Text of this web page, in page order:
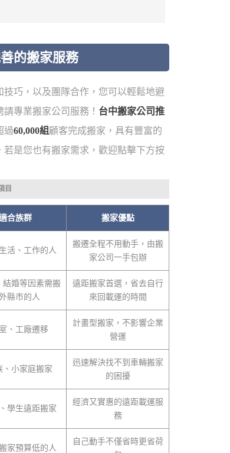
的搬家服務
巧，以及團隊合作，您可以輕鬆地避
專業搬家公司服務！ 台中搬家公司推
過60,000組顧客完成搬家，具有豐富的
是您也有搬家需求，歡迎點擊下方按
目
合族群 搬家優點
活、工作的人
搬遷全程不用動手，由搬
家公司一手包辦
結婚等因素需搬
縣市的人
遠距搬家首選，省去自行
來回載運的時間
、工廠遷移
計畫型搬家，不影響企業
營運
、小家庭搬家
迅速解決找不到車輛搬家
的困擾
學生遠距搬家
經濟又實惠的遠距載運服
務
家預算低的人
自己動手不僅省時更省荷